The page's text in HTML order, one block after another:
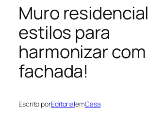
Muro
estilos para
harmonizar com
fachada!
Escrito porEditorialemCasa